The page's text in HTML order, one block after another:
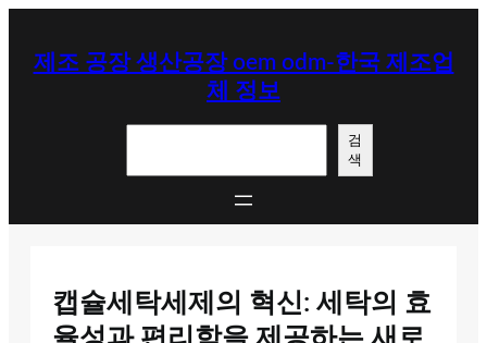
제조 공장 생산공장 oem odm-한국 제조업
체 정보
검
색
캡슐세탁세제의 혁신: 세탁의 효